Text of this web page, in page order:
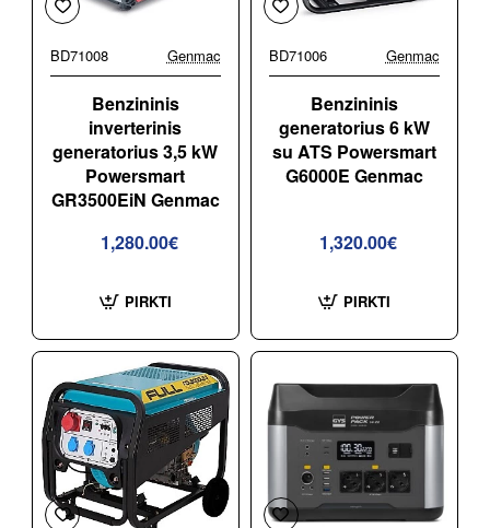
BD71008 Genmac
Benzininis
inverterinis
generatorius 3,5 kW
Powersmart
GR3500EiN Genmac
1,280.00€
PIRKTI
BD71006 Genmac
Benzininis
generatorius 6 kW
su ATS Powersmart
G6000E Genmac
1,320.00€
PIRKTI